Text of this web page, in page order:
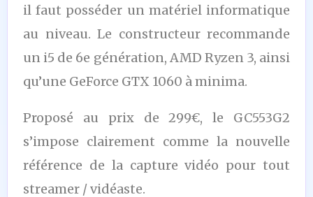
il faut posséder un matériel informatique
au niveau. Le constructeur recommande
un i5 de 6e génération, AMD Ryzen 3, ainsi
qu’une GeForce GTX 1060 à minima.
Proposé au prix de 299€, le GC553G2
s’impose clairement comme la nouvelle
référence de la capture vidéo pour tout
streamer / vidéaste.